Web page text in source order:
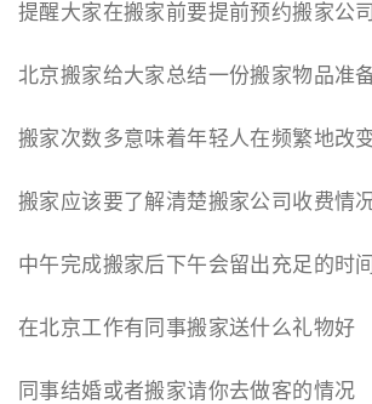
提醒大家在搬家前要提前预约搬家公司
北京搬家给大家总结一份搬家物品准
搬家次数多意味着年轻人在频繁地改
搬家应该要了解清楚搬家公司收费情
中午完成搬家后下午会留出充足的时间
在北京工作有同事搬家送什么礼物好
同事结婚或者搬家请你去做客的情况